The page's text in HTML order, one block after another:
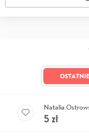
OSTATNIE
Natalia
5zł